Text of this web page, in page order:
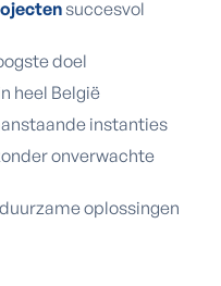
succesvol
doel
heel België
instanties
onverwachte
oplossingen